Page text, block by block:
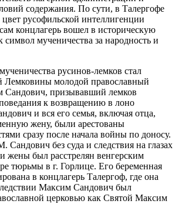
содержания. По сути, в Талергофе
русофильской интеллигенции
концлагерь вошел в историческую
символ мученичества за народность и
русинов-лемков стал
Лемковины молодой православный
Сандович, призывавший лемков
к возвращению в лоно
и вся его семья, включая отца,
жену, были арестованы
сразу после начала войны по доносу.
Сандович без суда и следствия на глазах
жены был расстрелян венгерским
тюрьмы в г. Горлице. Его беременная
в концлагерь Талергоф, где она
Максим Сандович был
церковью как Святой Максим